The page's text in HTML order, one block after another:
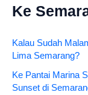
Ke
Kalau Sudah
Lima Semarang?
Ke Pantai Marina
Sunset di